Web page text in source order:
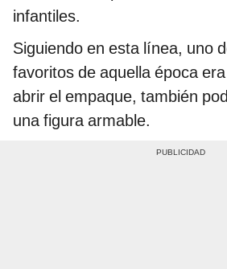
infantiles.
Siguiendo en esta línea, uno
favoritos de aquella época
abrir el empaque, también
una figura armable.